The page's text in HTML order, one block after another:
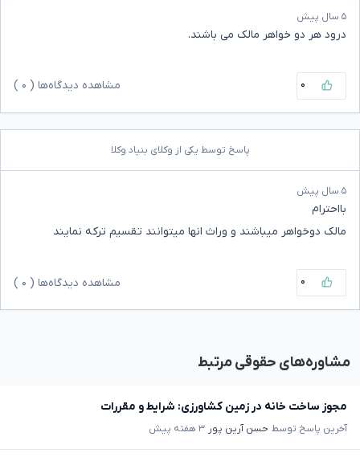
۵ سال پیش
درود هر دو خواهر مالک می باشند.
۰ مشاهده دیدگاه‌ها ( ۰
پاسخ توسط یکی از وکلای بنیاد وکلا
۵ سال پیش
بااحترام
مالک دوخواهر میباشند و وراث انها میتوانند تقسیم ترکه نمایند
۰ مشاهده دیدگاه‌ها ( ۰
مشاوره‌های حقوقی مرتبط
مجوز ساخت خانه در زمین کشاورزی: شرایط و مقررات
آخرین پاسخ توسط حسن آرین پور ۳ هفته پیش